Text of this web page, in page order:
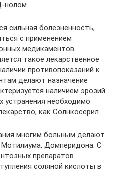
нолом.
сильная болезненность,
с применением
медикаментов.
такое лекарственное
противопоказаний к
делают назначение
наличием эрозий
устранения необходимо
как Солнкосерил.
многим больным делают
Мотилиума, Домперидона. С
препаратов
соляной кислоты в